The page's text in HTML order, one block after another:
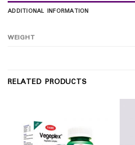
ADDITIONAL INFORMATION
WEIGHT
RELATED PRODUCTS